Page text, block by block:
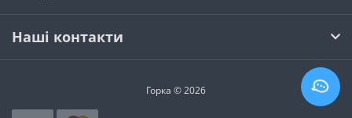
Наші контакти
Горка © 2026